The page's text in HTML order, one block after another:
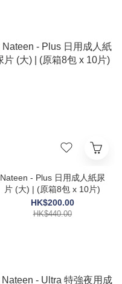
Nateen - Plus 日用成人紙尿
片 (大) | (原箱8包 x 10片)
HK$200.00
HK$440.00